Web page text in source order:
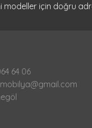
modeller için doğru
64 06